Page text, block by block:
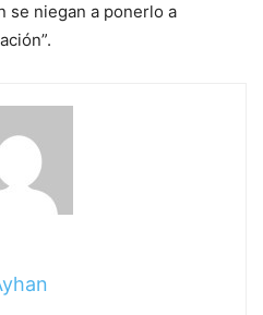
se niegan a ponerlo a